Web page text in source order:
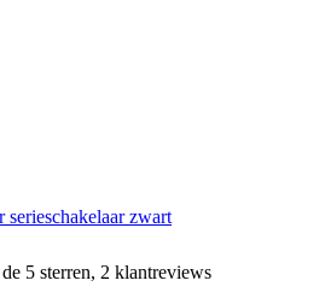
serieschakelaar zwart
5 sterren, 2 klantreviews